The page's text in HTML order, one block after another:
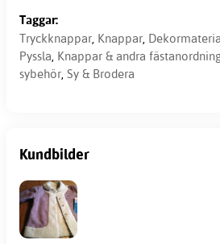
Taggar:
Tryckknappar, Knappar,
Pyssla, Knappar & andra
sybehör, Sy & Brodera
Kundbilder